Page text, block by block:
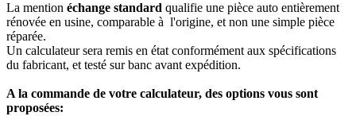
La mention échange standard qualifie une pièce auto entièrement
rénovée en usine, comparable à l'origine, et non une simple pièce
réparée.
Un calculateur sera remis en état conformément aux spécifications
du fabricant, et testé sur banc avant expédition.
A la commande de votre calculateur, des options vous sont
proposées: